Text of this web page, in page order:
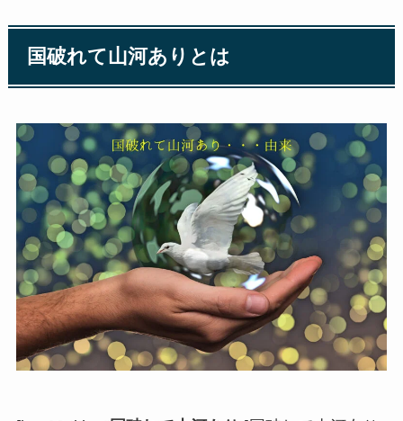
国破れて山河ありとは